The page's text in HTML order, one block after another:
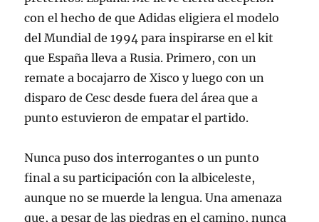
con el hecho de que Adidas eligiera el modelo
del Mundial de 1994 para inspirarse en el kit
que España lleva a Rusia. Primero, con un
remate a bocajarro de Xisco y luego con un
disparo de Cesc desde fuera del área que a
punto estuvieron de empatar el partido.
Nunca puso dos interrogantes o un punto
final a su participación con la albiceleste,
aunque no se muerde la lengua. Una amenaza
que, a pesar de las piedras en el camino, nunca